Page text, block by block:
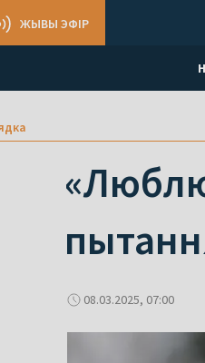
ЖЫВЫ ЭФІР
08.03.2025, 07:00